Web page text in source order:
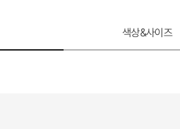
색상&사이즈